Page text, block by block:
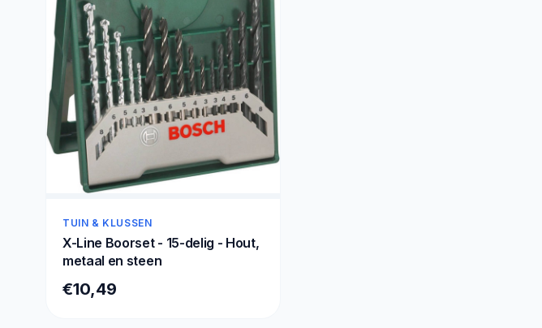
TUIN & KLUSSEN
X-Line Boorset - 15-delig - Hout,
metaal en steen
€10,49